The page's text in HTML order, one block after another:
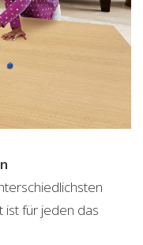
ist für jeden das